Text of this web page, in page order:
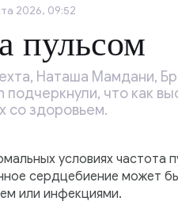
2026, 09:52
пульсом
Наташа Мамдани,
что как
со здоровьем.
условиях частота
сердцебиение может
или инфекциями.